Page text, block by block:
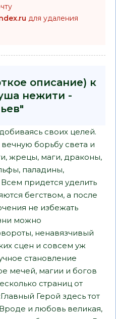
для удаления
описание) к
нежити -
своих целей.
борьбу света и
жрецы, маги, драконы,
паладины,
придется уделить
бегством, а после
не избежать
можно
ненавязчивый
сцен и совсем уж
становление
мечей, магии и богов
страниц от
Герой здесь тот
и любовь великая,